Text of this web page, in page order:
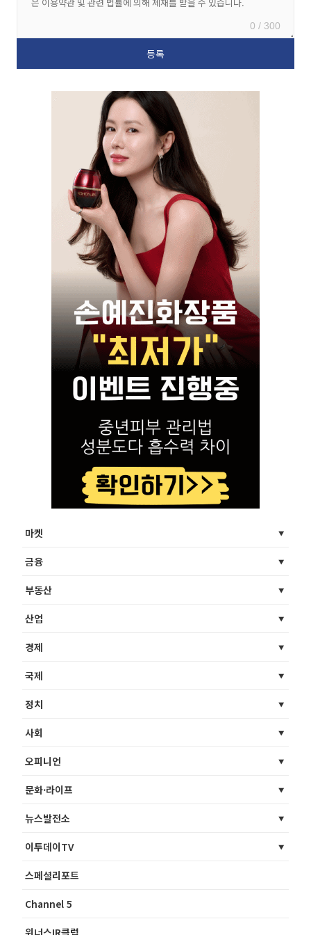
0 / 300
마켓
금융
부동산
산업
경제
국제
정치
사회
오피니언
문화·라이프
뉴스발전소
이투데이TV
스페셜리포트
Channel 5
위너스IR클럽